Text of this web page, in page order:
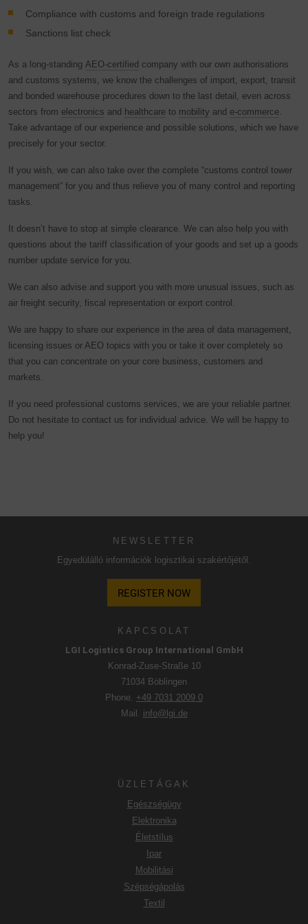
Compliance with customs and foreign trade regulations
Sanctions list check
As a long-standing AEO-certified company with our own authorisations
and customs systems, we know the challenges of import, export, transit
and bonded warehouse procedures down to the last detail, even across
sectors from electronics and healthcare to mobility and e-commerce
Take advantage of our experience and possible solutions, which we have
precisely for your sector.
If you wish, we can also take over the complete “customs control tower
management” for you and thus relieve you of many control and reporting
tasks.
It doesn’t have to stop at simple clearance. We can also help you with
questions about the tariff classification of your goods and set up a goods
number update service for you.
We can also advise and support you with more unusual issues, such as
air freight security, fiscal representation or export control.
We are happy to share our experience in the area of data management,
licensing issues or AEO topics with you or take it over completely so
that you can concentrate on your core business, customers and
markets.
If you need professional customs services, we are your reliable partner.
Do not hesitate to contact us for individual advice. We will be happy to
help you!
KAPCSOLAT
LGI Logistics Group International GmbH
Konrad-Zuse-Straße 10
71034 Böblingen
Phone. +49 7031 2009 0
Mail. info@lgi.de
ÜZLETÁGAK
Egészségügy
Elektronika
Életstílus
Ipar
Mobilitási
Szépségápolás
Textil
NEWSLETTER
Egyedülálló információk logisztikai szakértőjétől.
REGISTER NOW
rendelkezéseinkben talál.
A Google Analytics segítségével folyamatos elemzést és
statisztikai értékelést kapunk a weboldalról, a weboldal és
a felhasználói élmény javítása érdekében. A felhasználói
magatartás a Google LLC felé kerül továbbításra, és a
meglátogatott oldalakat, az oldalon töltött időt és az
interakciót feldolgozzák, melyeket a Google saját céljaira,
összekapcsolásra használ.
Általános Adatvédelmi Rendelet 49. cikk 1. bekezdésének
1. mondatának megfelelően a Google feldolgozza. Az
Egyesült Államokat az Európai Bíróság az EU szabályai
szerint nem megfelelő szintű adatvédelemmel rendelkező
országok közé sorolta.
Különösen fennáll annak a veszélye, hogy adatait az
Egyesült Államok hatóságai ellenőrzési és megfigyelési
célból feldolgozhatják, esetleg jogorvoslat nélkül. Ha az